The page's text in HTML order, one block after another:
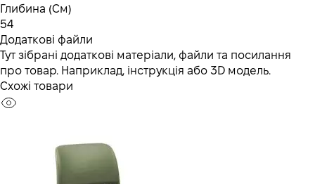
Глибина (См)
54
Додаткові файли
Тут зібрані додаткові матеріали, файли та посилання
про товар. Наприклад, інструкція або 3D модель.
Схожі товари